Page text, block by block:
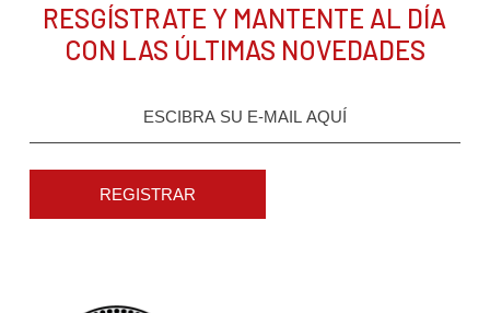
RESGÍSTRATE Y MANTENTE AL DÍA
CON LAS ÚLTIMAS NOVEDADES
REGISTRAR